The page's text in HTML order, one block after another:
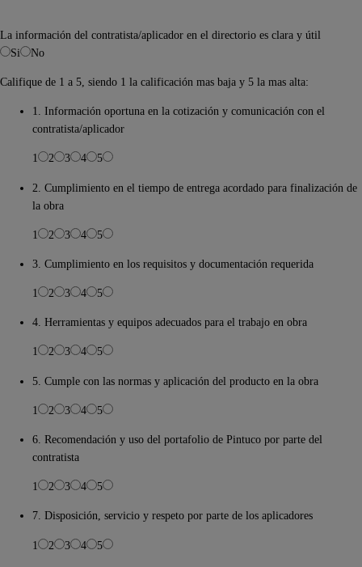
La información del contratista/aplicador en el directorio es clara y útil
Si
No
Califique de 1 a 5, siendo 1 la calificación mas baja y 5 la mas alta:
1. Información oportuna en la cotización y comunicación con el
contratista/aplicador
1 2 3 4 5
2. Cumplimiento en el tiempo de entrega acordado para finalización de
la obra
1 2 3 4 5
3. Cumplimiento en los requisitos y documentación requerida
1 2 3 4 5
4. Herramientas y equipos adecuados para el trabajo en obra
1 2 3 4 5
5. Cumple con las normas y aplicación del producto en la obra
1 2 3 4 5
6. Recomendación y uso del portafolio de Pintuco por parte del
contratista
1 2 3 4 5
7. Disposición, servicio y respeto por parte de los aplicadores
1 2 3 4 5